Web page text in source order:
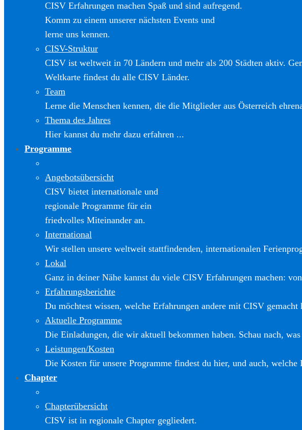
CISV Erfahrungen machen Spaß und sind aufregend.
Komm zu einem unserer nächsten Events und
lerne uns kennen.
CISV-Struktur
CISV ist weltweit in 70 Ländern und mehr als 200 Städten aktiv.
Weltkarte findest du alle CISV Länder.
Team
Lerne die Menschen kennen, die die Mitglieder aus Österreich
Thema des Jahres
Hier kannst du mehr dazu erfahren ...
Programme
Angebotsübersicht
CISV bietet internationale und
regionale Programme für ein
friedvolles Miteinander an.
International
Wir stellen unsere weltweit stattfindenden, internationalen
Lokal
Ganz in deiner Nähe kannst du viele CISV Erfahrungen machen:
Erfahrungsberichte
Du möchtest wissen, welche Erfahrungen andere mit CISV
Aktuelle Programme
Die Einladungen, die wir aktuell bekommen haben. Schau nach,
Leistungen/Kosten
Die Kosten für unsere Programme findest du hier, und auch,
Chapter
Chapterübersicht
CISV ist in regionale Chapter gegliedert.